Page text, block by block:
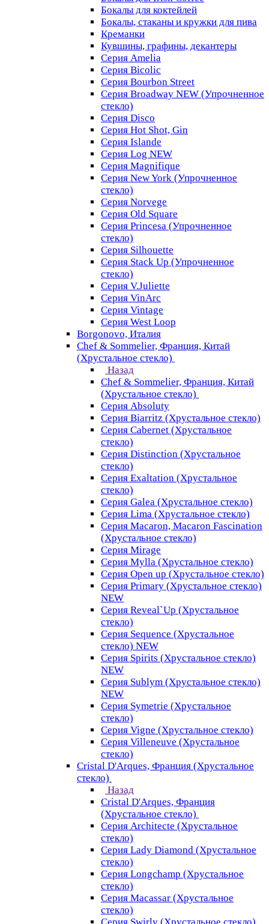
Бокалы для коктейлей
Бокалы, стаканы и кружки для пива
Креманки
Кувшины, графины, декантеры
Серия Amelia
Серия Bicolic
Серия Bourbon Street
Серия Broadway NEW (Упрочненное
стекло)
Серия Disco
Серия Hot Shot, Gin
Серия Islande
Серия Log NEW
Серия Magnifique
Серия New York (Упрочненное
стекло)
Серия Norvege
Серия Old Square
Серия Princesa (Упрочненное
стекло)
Серия Silhouette
Серия Stack Up (Упрочненное
стекло)
Серия V.Juliette
Серия VinArc
Серия Vintage
Серия West Loop
Borgonovo, Италия
Chef & Sommelier, Франция, Китай
(Хрустальное стекло)
Назад
Chef & Sommelier, Франция, Китай
(Хрустальное стекло)
Серия Absoluty
Серия Biarritz (Хрустальное стекло)
Серия Cabernet (Хрустальное
стекло)
Серия Distinction (Хрустальное
стекло)
Серия Exaltation (Хрустальное
стекло)
Серия Galea (Хрустальное стекло)
Серия Lima (Хрустальное стекло)
Серия Macaron, Macaron Fascination
(Хрустальное стекло)
Серия Mirage
Серия Mylla (Хрустальное стекло)
Серия Open up (Хрустальное стекло)
Серия Primary (Хрустальное стекло)
NEW
Серия Reveal`Up (Хрустальное
стекло)
Серия Sequence (Хрустальное
стекло) NEW
Серия Spirits (Хрустальное стекло)
NEW
Серия Sublym (Хрустальное стекло)
NEW
Серия Symetrie (Хрустальное
стекло)
Серия Vigne (Хрустальное стекло)
Серия Villeneuve (Хрустальное
стекло)
Cristal D'Arques, Франция (Хрустальное
стекло)
Назад
Cristal D'Arques, Франция
(Хрустальное стекло)
Серия Architecte (Хрустальное
стекло)
Серия Lady Diamond (Хрустальное
стекло)
Серия Longchamp (Хрустальное
стекло)
Серия Macassar (Хрустальное
стекло)